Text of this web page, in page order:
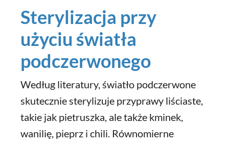
Sterylizacja przy
użyciu światła
podczerwonego
Według literatury, światło podczerwone
skutecznie sterylizuje przyprawy liściaste,
takie jak pietruszka, ale także kminek,
wanilię, pieprz i chili. Równomierne